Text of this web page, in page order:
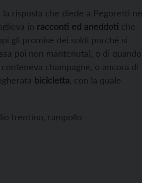
risposta che diede a Pegoretti ne
in racconti ed aneddoti che
gli promise dei soldi purché si
poi non mantenuta), o di quando
champagne, o ancora di
bicicletta, con la quale
trentino, rampollo